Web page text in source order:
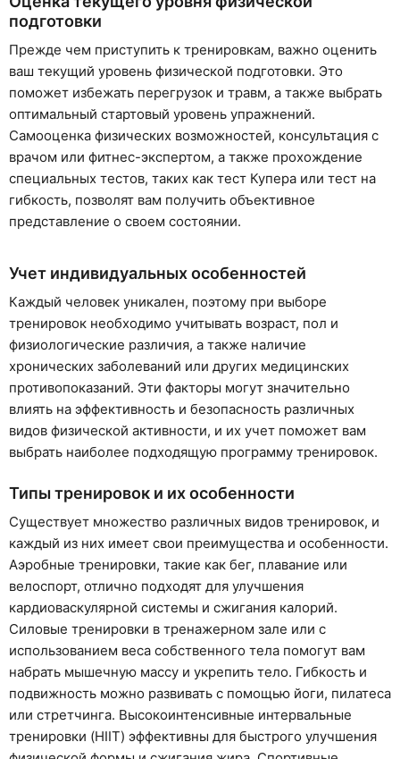
подготовки
Прежде чем приступить к тренировкам, важно оценить
ваш текущий уровень физической подготовки. Это
поможет избежать перегрузок и травм, а также выбрать
оптимальный стартовый уровень упражнений.
Самооценка физических возможностей, консультация с
врачом или фитнес-экспертом, а также прохождение
специальных тестов, таких как тест Купера или тест на
гибкость, позволят вам получить объективное
представление о своем состоянии.
Учет индивидуальных особенностей
Каждый человек уникален, поэтому при выборе
тренировок необходимо учитывать возраст, пол и
физиологические различия, а также наличие
хронических заболеваний или других медицинских
противопоказаний. Эти факторы могут значительно
влиять на эффективность и безопасность различных
видов физической активности, и их учет поможет вам
выбрать наиболее подходящую программу тренировок.
Типы тренировок и их особенности
Существует множество различных видов тренировок, и
каждый из них имеет свои преимущества и особенности.
Аэробные тренировки, такие как бег, плавание или
велоспорт, отлично подходят для улучшения
кардиоваскулярной системы и сжигания калорий.
Силовые тренировки в тренажерном зале или с
использованием веса собственного тела помогут вам
набрать мышечную массу и укрепить тело. Гибкость и
подвижность можно развивать с помощью йоги, пилатеса
или стретчинга. Высокоинтенсивные интервальные
тренировки (HIIT) эффективны для быстрого улучшения